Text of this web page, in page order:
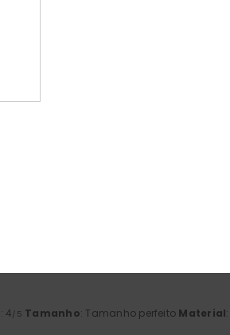
: 4/5 Tamanho: Tamanho perfeito Material